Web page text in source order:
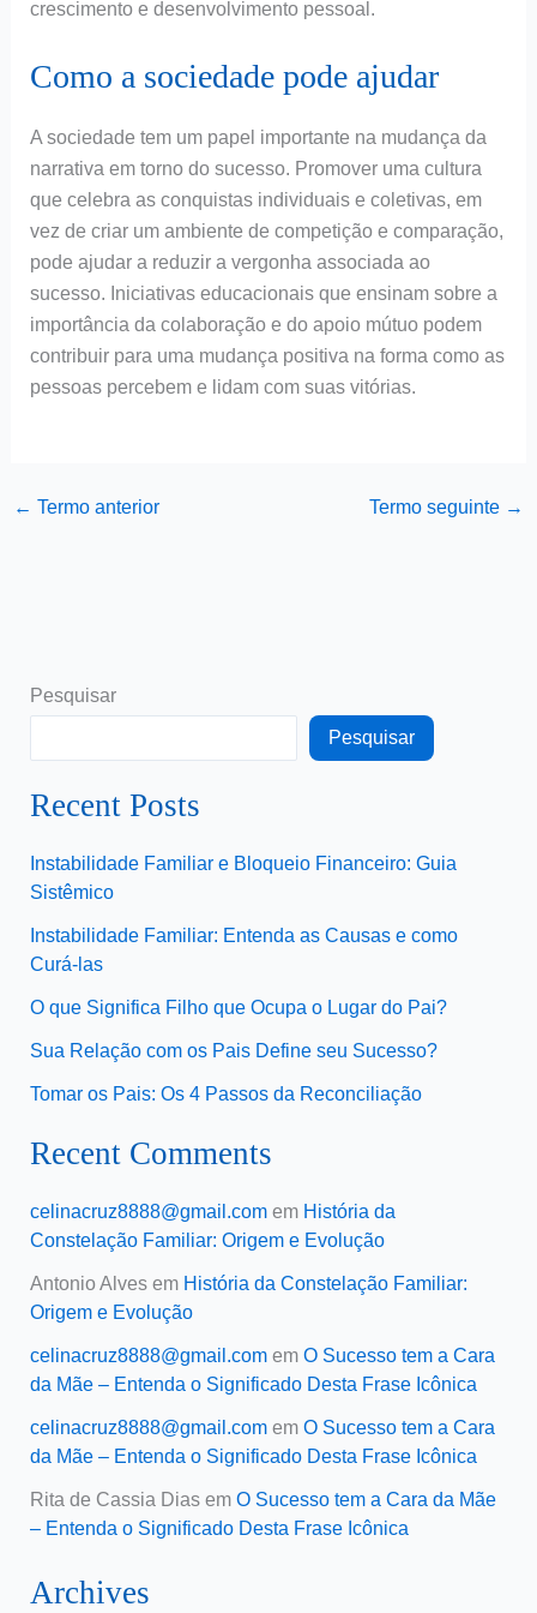
crescimento e desenvolvimento pessoal.
Como a sociedade pode ajudar
A sociedade tem um papel importante na mudança da
narrativa em torno do sucesso. Promover uma cultura
que celebra as conquistas individuais e coletivas, em
vez de criar um ambiente de competição e comparação,
pode ajudar a reduzir a vergonha associada ao
sucesso. Iniciativas educacionais que ensinam sobre a
importância da colaboração e do apoio mútuo podem
contribuir para uma mudança positiva na forma como as
pessoas percebem e lidam com suas vitórias.
← Termo anterior Termo seguinte →
Pesquisar
Pesquisar
Recent Posts
Instabilidade Familiar e Bloqueio Financeiro: Guia
Sistêmico
Instabilidade Familiar: Entenda as Causas e como
Curá-las
O que Significa Filho que Ocupa o Lugar do Pai?
Sua Relação com os Pais Define seu Sucesso?
Tomar os Pais: Os 4 Passos da Reconciliação
Recent Comments
celinacruz8888@gmail.comem História da
Constelação Familiar: Origem e Evolução
Antonio Alvesem História da Constelação Familiar:
Origem e Evolução
celinacruz8888@gmail.comem O Sucesso tem a Cara
da Mãe – Entenda o Significado Desta Frase Icônica
celinacruz8888@gmail.comem O Sucesso tem a Cara
da Mãe – Entenda o Significado Desta Frase Icônica
Rita de Cassia Diasem O Sucesso tem a Cara da Mãe
– Entenda o Significado Desta Frase Icônica
Archives